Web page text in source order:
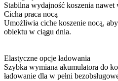
Stabilna wydajność koszenia nawet
Cicha praca nocą
Umożliwia ciche koszenie nocą,
obiektu w ciągu dnia.
Elastyczne opcje ładowania
Szybka wymiana akumulatora do
ładowanie dla w pełni